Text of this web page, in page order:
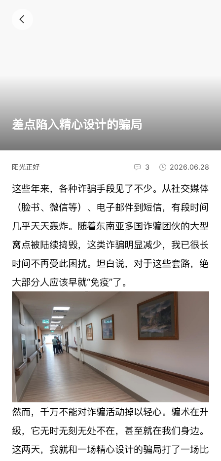
差点陷入精心设计的骗局
阳光正好 3 2026.06.28
这些年来，各种诈骗手段见了不少。从社交媒体
（脸书、微信等）、电子邮件到短信，有段时间
几乎天天轰炸。随着东南亚多国诈骗团伙的大型
窝点被陆续捣毁，这类诈骗明显减少，我已很长
时间不再受此困扰。坦白说，对于这些套路，绝
大部分人应该早就“免疫”了。
然而，千万不能对诈骗活动掉以轻心。骗术在升
级，它无时无刻无处不在，甚至就在我们身边。
这两天，我就和一场精心设计的骗局打了一场比